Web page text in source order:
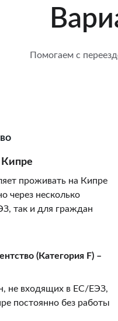
Помогаем с
Кипре
проживать на Кипре
через несколько
так и для граждан
(Категория F) –
не входящих в ЕС/ЕЭЗ,
постоянно без работы